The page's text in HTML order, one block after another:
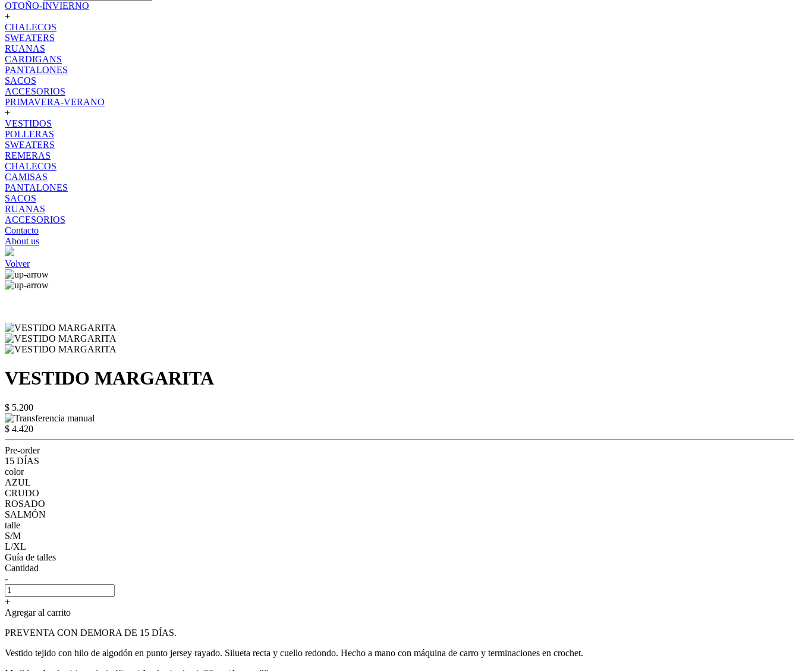
OTOÑO-INVIERNO
+
CHALECOS
SWEATERS
RUANAS
CARDIGANS
PANTALONES
SACOS
ACCESORIOS
PRIMAVERA-VERANO
+
VESTIDOS
POLLERAS
SWEATERS
REMERAS
CHALECOS
CAMISAS
PANTALONES
SACOS
RUANAS
ACCESORIOS
Contacto
About us
Volver
VESTIDO MARGARITA
$ 5.200
$ 4.420
Pre-order
15 DÍAS
color
AZUL
CRUDO
ROSADO
SALMÓN
talle
S/M
L/XL
Guía de talles
Cantidad
-
+
Agregar al carrito
PREVENTA CON DEMORA DE 15 DÍAS.
Vestido tejido con hilo de algodón en punto jersey rayado. Silueta recta y cuello redondo. Hecho a mano con máquina de carro y terminaciones en crochet.